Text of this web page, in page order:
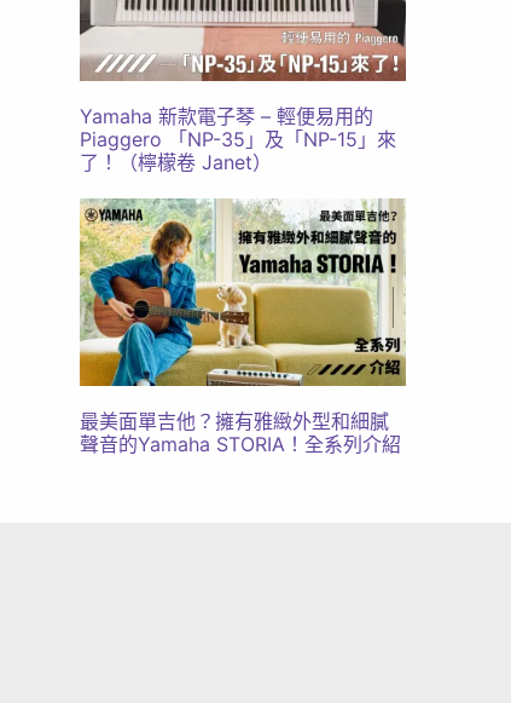
Yamaha 新款電子琴 – 輕便易用的
Piaggero 「NP-35」及「NP-15」來
了！（檸檬卷 Janet）
最美面單吉他？擁有雅緻外型和細膩
聲音的Yamaha STORIA！全系列介紹